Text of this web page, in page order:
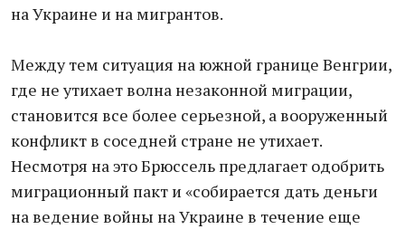
на Украине и на мигрантов.
Между тем ситуация на южной границе Венгрии,
где не утихает волна незаконной миграции,
становится все более серьезной, а вооруженный
конфликт в соседней стране не утихает.
Несмотря на это Брюссель предлагает одобрить
миграционный пакт и «собирается дать деньги
на ведение войны на Украине в течение еще